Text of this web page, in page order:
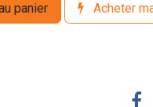
panier Acheter